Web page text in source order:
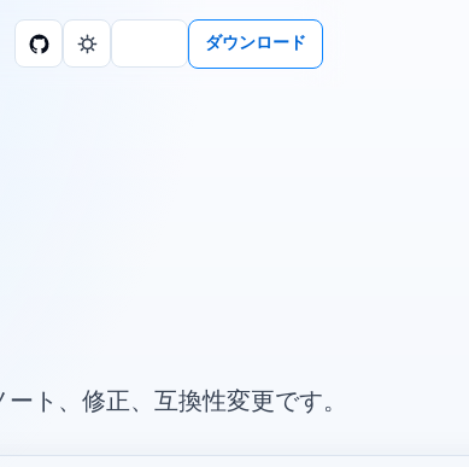
ダウンロード
ノート、修正、互換性変更です。